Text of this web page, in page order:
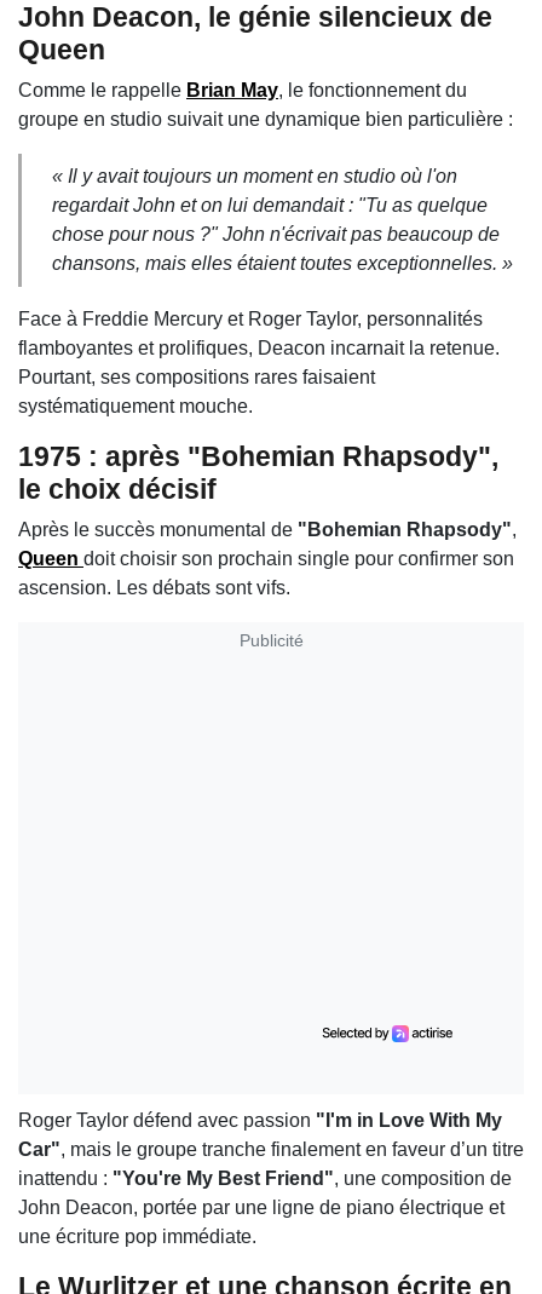
John Deacon, le génie silencieux de
Queen
Comme le rappelle Brian May, le fonctionnement du
groupe en studio suivait une dynamique bien particulière :
« Il y avait toujours un moment en studio où l'on
regardait John et on lui demandait : "Tu as quelque
chose pour nous ?" John n'écrivait pas beaucoup de
chansons, mais elles étaient toutes exceptionnelles. »
Face à Freddie Mercury et Roger Taylor, personnalités
flamboyantes et prolifiques, Deacon incarnait la retenue.
Pourtant, ses compositions rares faisaient
systématiquement mouche.
1975 : après "Bohemian Rhapsody",
le choix décisif
Après le succès monumental de "Bohemian Rhapsody",
Queen doit choisir son prochain single pour confirmer son
ascension. Les débats sont vifs.
Publicité
Roger Taylor défend avec passion "I'm in Love With My
Car", mais le groupe tranche finalement en faveur d’un titre
inattendu : "You're My Best Friend", une composition de
John Deacon, portée par une ligne de piano électrique et
une écriture pop immédiate.
Le Wurlitzer et une chanson écrite en